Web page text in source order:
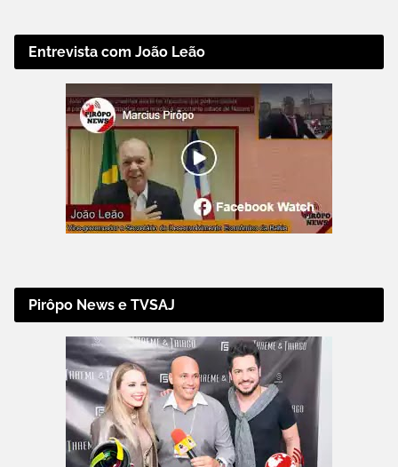
Entrevista com João Leão
Pirôpo News e TVSAJ